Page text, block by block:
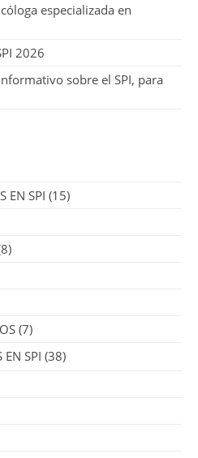
especializada en
2026
sobre el SPI, para
EN SPI (15)
(7)
EN SPI (38)